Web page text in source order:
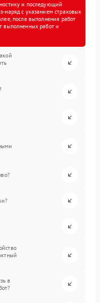
и последующий
наряд с указанием страховых
после выполнения работ
выполненных работ и
в